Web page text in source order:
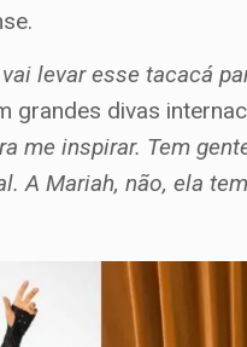
levar esse tacacá
grandes divas
me inspirar. Tem
A Mariah, não, ela